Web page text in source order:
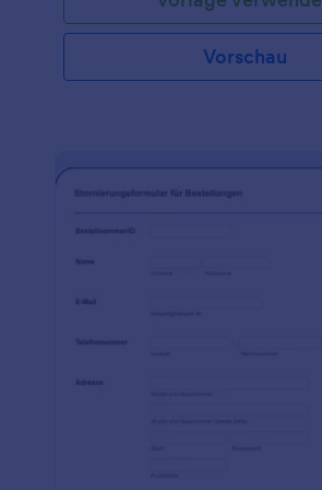
Vorschau